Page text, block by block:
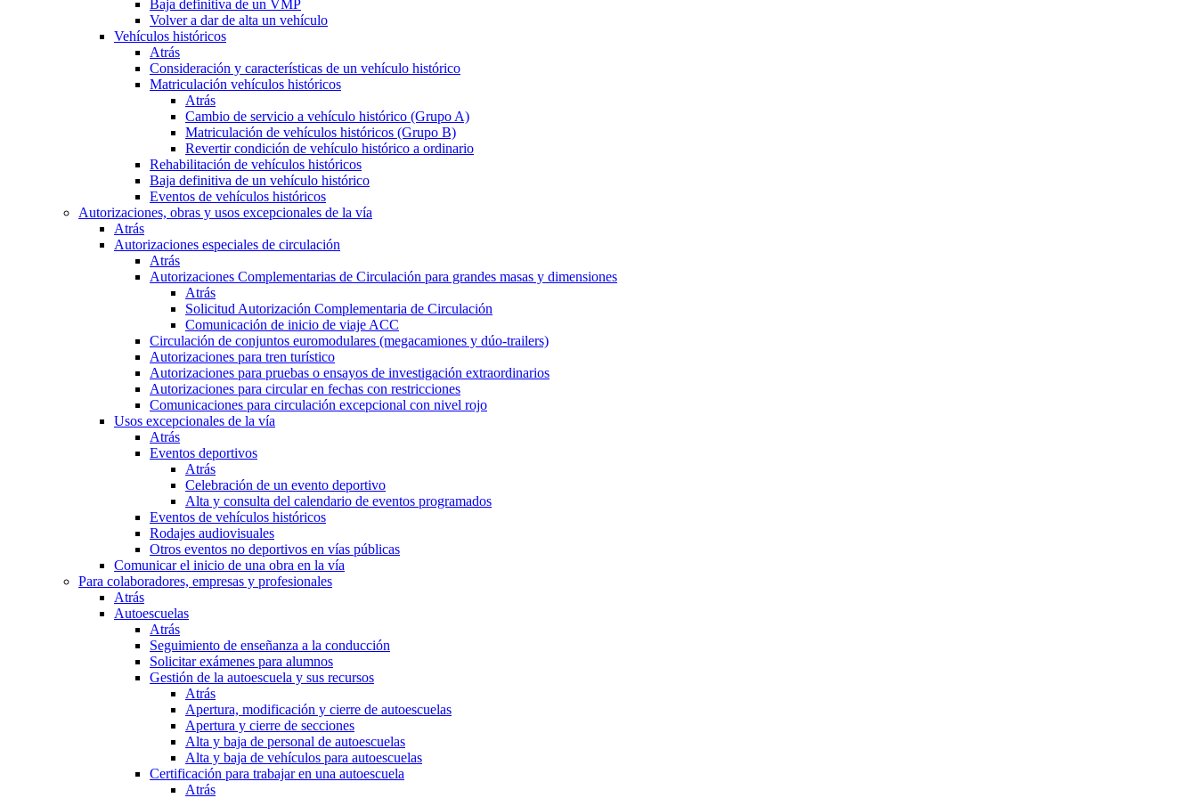
Baja definitiva de un VMP
Volver a dar de alta un vehículo
Vehículos históricos
Atrás
Consideración y características de un vehículo histórico
Matriculación vehículos históricos
Atrás
Cambio de servicio a vehículo histórico (Grupo A)
Matriculación de vehículos históricos (Grupo B)
Revertir condición de vehículo histórico a ordinario
Rehabilitación de vehículos históricos
Baja definitiva de un vehículo histórico
Eventos de vehículos históricos
Autorizaciones, obras y usos excepcionales de la vía
Atrás
Autorizaciones especiales de circulación
Atrás
Autorizaciones Complementarias de Circulación para grandes masas y dimensiones
Atrás
Solicitud Autorización Complementaria de Circulación
Comunicación de inicio de viaje ACC
Circulación de conjuntos euromodulares (megacamiones y dúo-trailers)
Autorizaciones para tren turístico
Autorizaciones para pruebas o ensayos de investigación extraordinarios
Autorizaciones para circular en fechas con restricciones
Comunicaciones para circulación excepcional con nivel rojo
Usos excepcionales de la vía
Atrás
Eventos deportivos
Atrás
Celebración de un evento deportivo
Alta y consulta del calendario de eventos programados
Eventos de vehículos históricos
Rodajes audiovisuales
Otros eventos no deportivos en vías públicas
Comunicar el inicio de una obra en la vía
Para colaboradores, empresas y profesionales
Atrás
Autoescuelas
Atrás
Seguimiento de enseñanza a la conducción
Solicitar exámenes para alumnos
Gestión de la autoescuela y sus recursos
Atrás
Apertura, modificación y cierre de autoescuelas
Apertura y cierre de secciones
Alta y baja de personal de autoescuelas
Alta y baja de vehículos para autoescuelas
Certificación para trabajar en una autoescuela
Atrás